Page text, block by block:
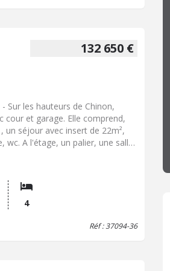
132 650 €
Sur les hauteurs de Chinon,
cour et garage. Elle comprend,
un séjour avec insert de 22m²,
wc. A l'étage, un palier, une salle
4
Réf : 37094-36